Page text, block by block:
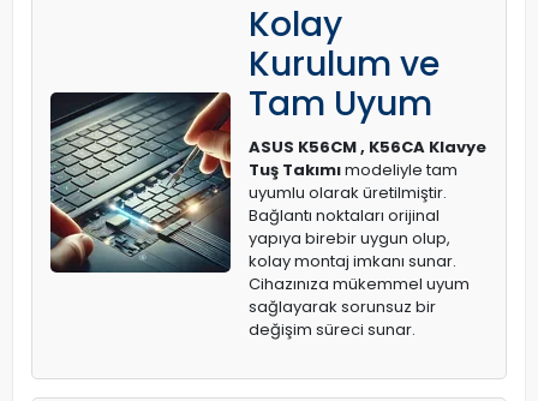
Kolay
Kurulum ve
Tam Uyum
ASUS K56CM , K56CA Klavye
Tuş Takımımodeliyle tam
uyumlu olarak üretilmiştir.
Bağlantı noktaları orijinal
yapıya birebir uygun olup,
kolay montaj imkanı sunar.
Cihazınıza mükemmel uyum
sağlayarak sorunsuz bir
değişim süreci sunar.